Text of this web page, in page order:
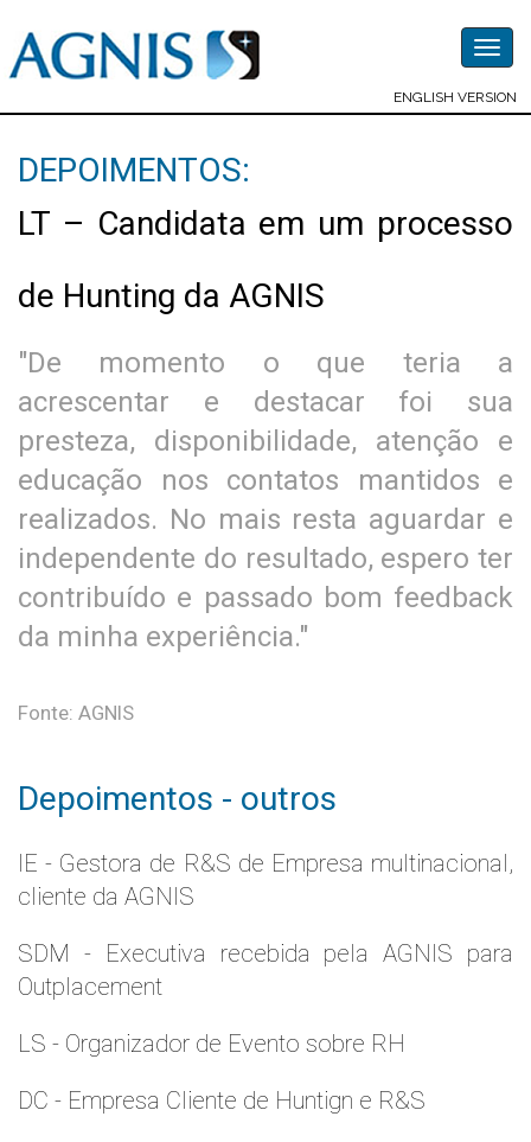
ENGLISH VERSION
DEPOIMENTOS:
LT – Candidata em um processo
de Hunting da AGNIS
"De momento o que teria a
acrescentar e destacar foi sua
presteza, disponibilidade, atenção e
educação nos contatos mantidos e
realizados. No mais resta aguardar e
independente do resultado, espero ter
contribuído e passado bom feedback
da minha experiência."
Fonte: AGNIS
Depoimentos - outros
IE - Gestora de R&S de Empresa multinacional,
cliente da AGNIS
SDM - Executiva recebida pela AGNIS para
Outplacement
LS - Organizador de Evento sobre RH
DC - Empresa Cliente de Huntign e R&S